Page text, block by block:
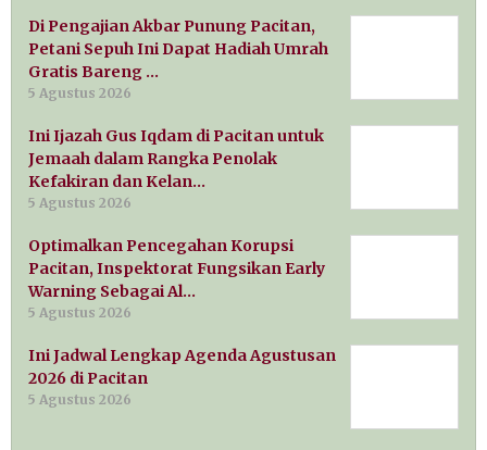
Di Pengajian Akbar Punung Pacitan,
Petani Sepuh Ini Dapat Hadiah Umrah
Gratis Bareng …
5 Agustus 2026
Ini Ijazah Gus Iqdam di Pacitan untuk
Jemaah dalam Rangka Penolak
Kefakiran dan Kelan…
5 Agustus 2026
Optimalkan Pencegahan Korupsi
Pacitan, Inspektorat Fungsikan Early
Warning Sebagai Al…
5 Agustus 2026
Ini Jadwal Lengkap Agenda Agustusan
2026 di Pacitan
5 Agustus 2026